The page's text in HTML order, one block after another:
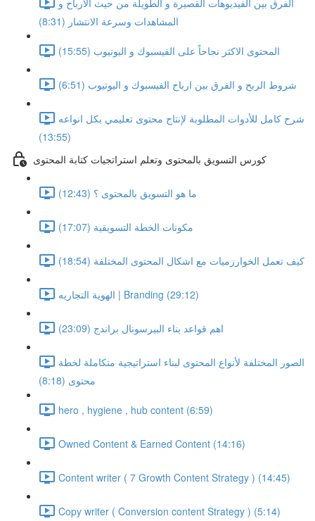
المشاهدات وسرعة الانتشار (8:31)
المحتوى الاكثر نجاحاً على الفيسبوك و اليوتيوب (15:55)
شروط الربح و الفرق بين ارباح الفيسبوك و اليوتيوب (6:51)
شرح كامل للأدوات المطلوبة لإنتاج محتوى تعليمي بكل انواعه
(13:55)
كورس التسويق بالمحتوى وتعلم استراتجيات كتابة المحتوى
ما هو التسويق بالمحتوى ؟ (12:43)
مكونات الخطة التسويقية (17:07)
كيف تعمل الخوارزميات مع اشكال المحتوى المختلفة (18:54)
الهوية التجاريه | Branding (29:12)
اهم قواعد بناء البيرسونال براندج (23:09)
الصور المختلفة لأنواع المحتوى لبناء استراتيجية متكاملة لخطة
محتوى (8:18)
hero , hygiene , hub content (6:59)
Owned Content & Earned Content (14:16)
Content writer ( 7 Growth Content Strategy ) (14:45)
Copy writer ( Conversion content Strategy ) (5:14)